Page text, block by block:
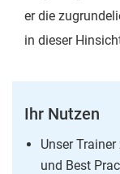
er die
in dieser
Ihr Nutzen
Unser
und Best